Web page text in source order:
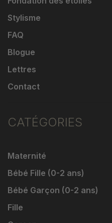
Stylisme
FAQ
Blogue
Lettres
Contact
CATÉGORIES
Maternité
Bébé Fille (0-2 ans)
Bébé Garçon (0-2 ans)
Fille